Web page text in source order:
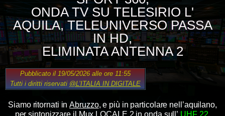
ONDA TV SU TELESIRIO L'
AQUILA, TELEUNIVERSO PASSA
IN HD,
ELIMINATA ANTENNA 2
Pubblicato il 19/05/2026 alle ore 11:55
Tutti i diritti riservati @L’ITALIA IN DIGITALE
Siamo ritornati inAbruzzo, e più in particolare nell’aquilano,